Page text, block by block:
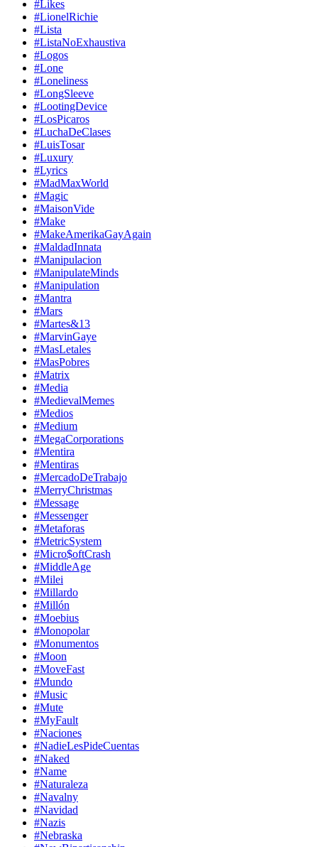
#Likes
#LionelRichie
#Lista
#ListaNoExhaustiva
#Logos
#Lone
#Loneliness
#LongSleeve
#LootingDevice
#LosPicaros
#LuchaDeClases
#LuisTosar
#Luxury
#Lyrics
#MadMaxWorld
#Magic
#MaisonVide
#Make
#MakeAmerikaGayAgain
#MaldadInnata
#Manipulacion
#ManipulateMinds
#Manipulation
#Mantra
#Mars
#Martes&13
#MarvinGaye
#MasLetales
#MasPobres
#Matrix
#Media
#MedievalMemes
#Medios
#Medium
#MegaCorporations
#Mentira
#Mentiras
#MercadoDeTrabajo
#MerryChristmas
#Message
#Messenger
#Metaforas
#MetricSystem
#Micro$oftCrash
#MiddleAge
#Milei
#Millardo
#Millón
#Moebius
#Monopolar
#Monumentos
#Moon
#MoveFast
#Mundo
#Music
#Mute
#MyFault
#Naciones
#NadieLesPideCuentas
#Naked
#Name
#Naturaleza
#Navalny
#Navidad
#Nazis
#Nebraska